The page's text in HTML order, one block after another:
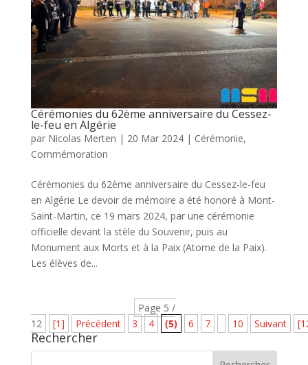
Cérémonies du 62ème anniversaire du Cessez-
le-feu en Algérie
par Nicolas Merten | 20 Mar 2024| Cérémonie,
Commémoration
Cérémonies du 62ème anniversaire du Cessez-le-feu
en Algérie Le devoir de mémoire a été honoré à Mont-
Saint-Martin, ce 19 mars 2024, par une cérémonie
officielle devant la stèle du Souvenir, puis au
Monument aux Morts et à la Paix (Atome de la Paix).
Les élèves de...
Page 5 /
12
[1] Précédent 3 4 (5) 6 7 10 Suivant
Rechercher